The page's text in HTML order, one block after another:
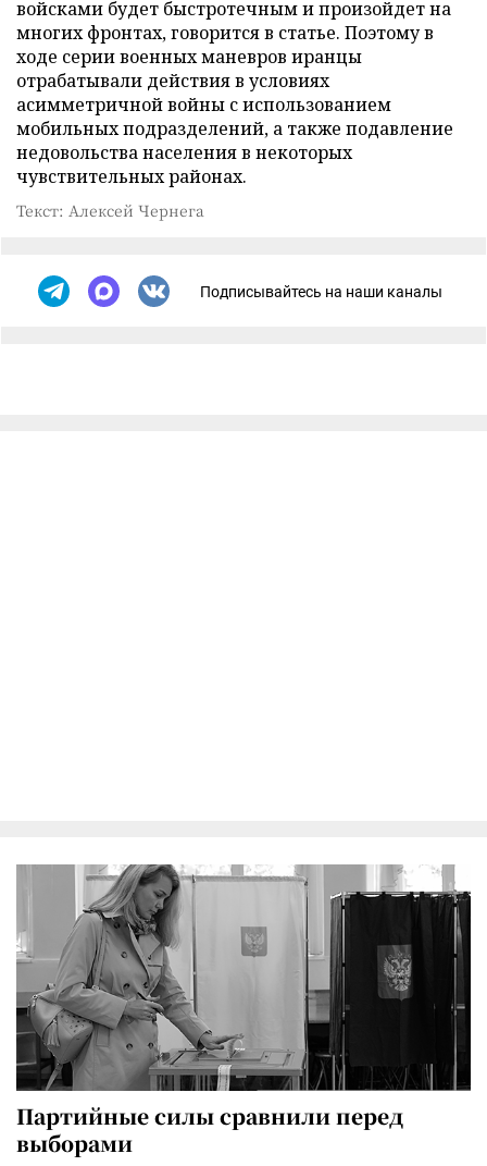
войсками будет быстротечным и произойдет на
многих фронтах, говорится в статье. Поэтому в
ходе серии военных маневров иранцы
отрабатывали действия в условиях
асимметричной войны с использованием
мобильных подразделений, а также подавление
недовольства населения в некоторых
чувствительных районах.
Текст: Алексей Чернега
Подписывайтесь на наши каналы
Партийные силы сравнили перед
выборами